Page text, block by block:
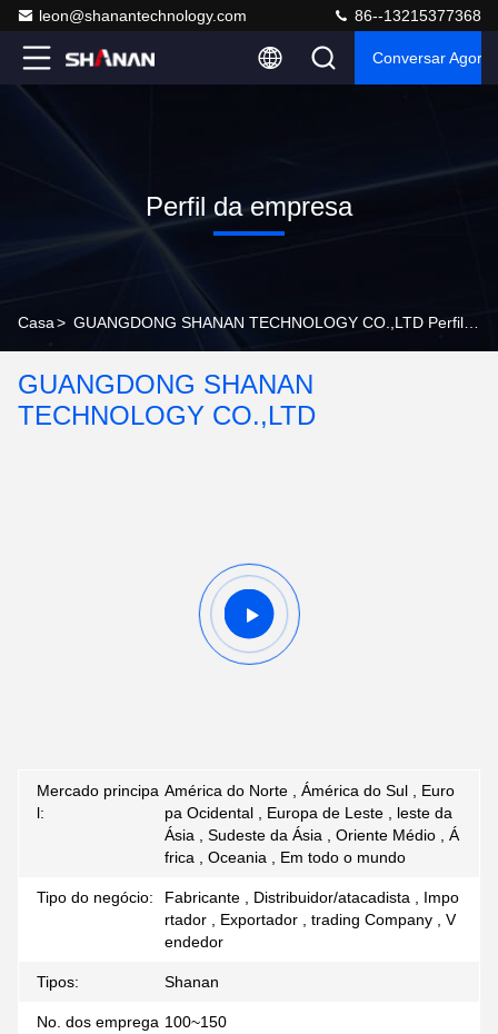
leon@shanantechnology.com 86--13215377368
Conversar Agora
Perfil da empresa
Casa>
GUANGDONG SHANAN
TECHNOLOGY CO.,LTD
Mercado principa
l:
América do Norte , Ámérica do Sul , Euro
pa Ocidental , Europa de Leste , leste da
Ásia , Sudeste da Ásia , Oriente Médio , Á
frica , Oceania , Em todo o mundo
Tipo do negócio:
Fabricante , Distribuidor/atacadista , Impo
rtador , Exportador , trading Company , V
endedor
Tipos: Shanan
No. dos emprega 100~150